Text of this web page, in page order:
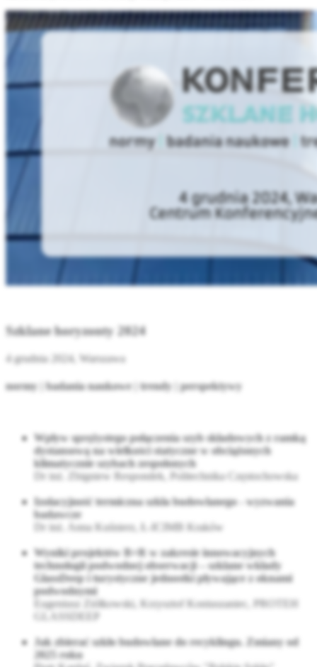
Szklane horyzonty 2024
4 grudnia 2024, Warszawa
normy | badania naukowe | trendy | perspektywy
Wpływ sprężystego połączenia szyb składowych z ramką
dystansową na wielkości statyczne w obciążonych
klimatycznie szybach zespolonych
Dr inż. Zbigniew Respondek, Politechnika Częstochowska
Izolacyjność termiczna szkła budowlanego - wyzwania
badawcze
Dr inż. Anna Kuśnierz, Ł-ICIMB Kraków
Wyniki projektów B+R w zakresie innowacyjnych
technologii podwodnej obserwacji – szklane wkłady
GlassDeep i turystyczne jednostki pływające z oknami
podwodnymi
Eugeniusz Ziółkowski, Krzysztof Koniuszaniec, PROTEH
GLASSDEEP
Jak zbierać szkło budowlane do recyklingu. Zmiany od
2025 roku